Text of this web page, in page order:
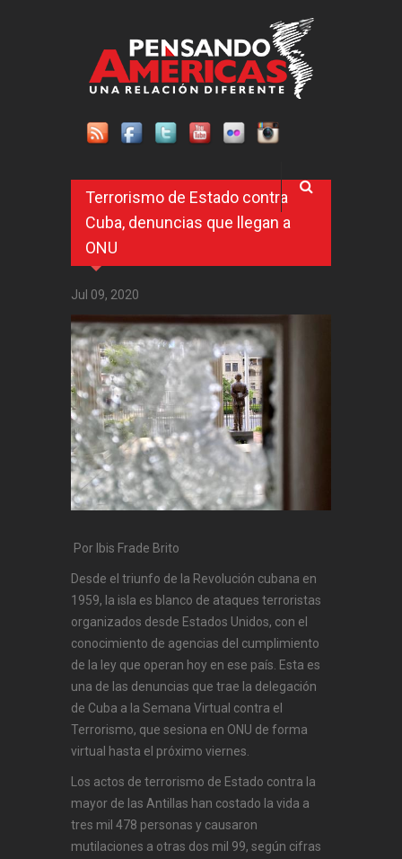
Terrorismo de Estado contra
Cuba, denuncias que llegan a
ONU
Jul 09, 2020
Por Ibis Frade Brito
Desde el triunfo de la Revolución cubana en
1959, la isla es blanco de ataques terroristas
organizados desde Estados Unidos, con el
conocimiento de agencias del cumplimiento
de la ley que operan hoy en ese país. Esta es
una de las denuncias que trae la delegación
de Cuba a la Semana Virtual contra el
Terrorismo, que sesiona en ONU de forma
virtual hasta el próximo viernes.
Los actos de terrorismo de Estado contra la
mayor de las Antillas han costado la vida a
tres mil 478 personas y causaron
mutilaciones a otras dos mil 99, según cifras